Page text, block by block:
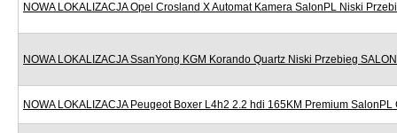
NOWA LOKALIZACJA Opel Crosland X Automat Kamera SalonPL Niski
NOWA LOKALIZACJA SsanYong KGM Korando Quartz Niski Przebieg
NOWA LOKALIZACJA Peugeot Boxer L4h2 2.2 hdi 165KM Premium